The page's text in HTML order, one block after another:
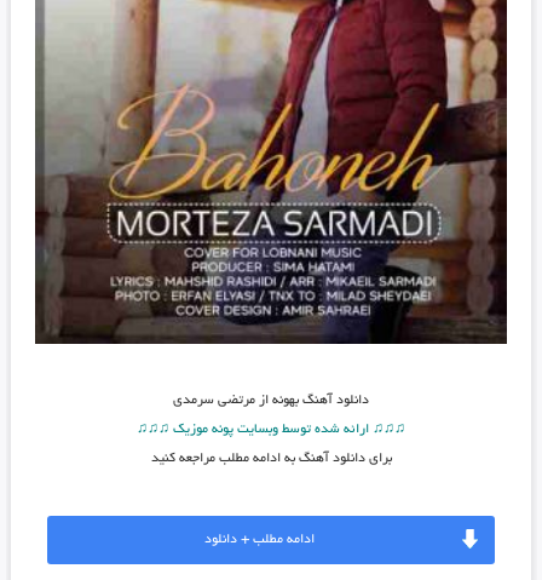
دانلود آهنگبهونه از مرتضی سرمدی
♫♫♫ ارائه شده توسط وبسایت پونه موزیک ♫♫♫
برای دانلود آهنگ به ادامه مطلب مراجعه کنید
ادامه مطلب + دانلود